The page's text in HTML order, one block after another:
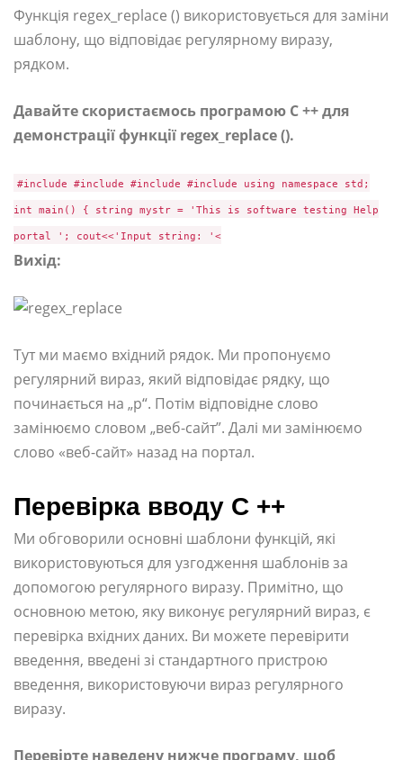
Функція regex_replace () використовується для заміни
шаблону, що відповідає регулярному виразу,
рядком.
Давайте скористаємось програмою C ++ для
демонстрації функції regex_replace ().
#include #include #include #include using namespace std;
int main() { string mystr = 'This is software testing Help
portal '; cout<<'Input string: '<
Вихід:
Тут ми маємо вхідний рядок. Ми пропонуємо
регулярний вираз, який відповідає рядку, що
починається на „p“. Потім відповідне слово
замінюємо словом „веб-сайт”. Далі ми замінюємо
слово «веб-сайт» назад на портал.
Перевірка вводу C ++
Ми обговорили основні шаблони функцій, які
використовуються для узгодження шаблонів за
допомогою регулярного виразу. Примітно, що
основною метою, яку виконує регулярний вираз, є
перевірка вхідних даних. Ви можете перевірити
введення, введені зі стандартного пристрою
введення, використовуючи вираз регулярного
виразу.
Перевірте наведену нижче програму, щоб